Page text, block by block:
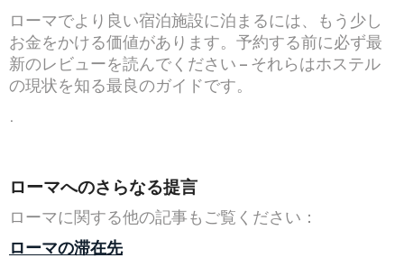
ローマでより良い宿泊施設に泊まるには、もう少し
お金をかける価値があります。予約する前に必ず最
新のレビューを読んでください – それらはホステル
の現状を知る最良のガイドです。
.
ローマへのさらなる提言
ローマに関する他の記事もご覧ください：
ローマの滞在先